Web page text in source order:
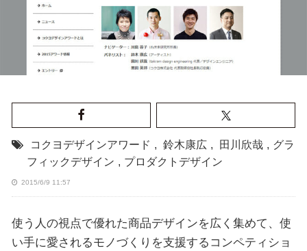
コクヨデザインアワード , 鈴木康広 , 田川欣哉 , グラ
フィックデザイン , プロダクトデザイン
2015/6/9 11:57
使う人の視点で優れた商品デザインを広く集めて、使
い手に愛されるモノづくりを支援するコンペティショ